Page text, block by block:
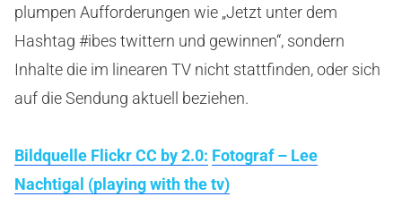
plumpen Aufforderungen wie „Jetzt unter dem
Hashtag #ibes twittern und gewinnen“, sondern
Inhalte die im linearen TV nicht stattfinden, oder sich
auf die Sendung aktuell beziehen.
Bildquelle Flickr CC by 2.0: Fotograf – Lee
Nachtigal (playing with the tv)